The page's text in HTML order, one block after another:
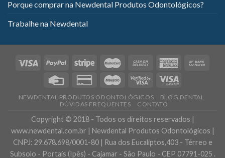
Porque comprar na Newdental Produtos Odontológicos?
Trabalhe na Newdental
NEWDENTAL PRODUTOS ODONTOLÓGICOS
BLOG DENTAL
DÚVIDAS FREQUENTES
CONTATO
Copyright © 2018 - Todos os direitos reservados |
www.newdental.com.br | Newdental Produtos Odontológicos |
CNPJ: 29.678.698/0001-80 | Rua dos Eucaliptos,403 - Térreo e
Subsolo - Portais (Ipês) - Cajamar - São Paulo - CEP 07791-025 .